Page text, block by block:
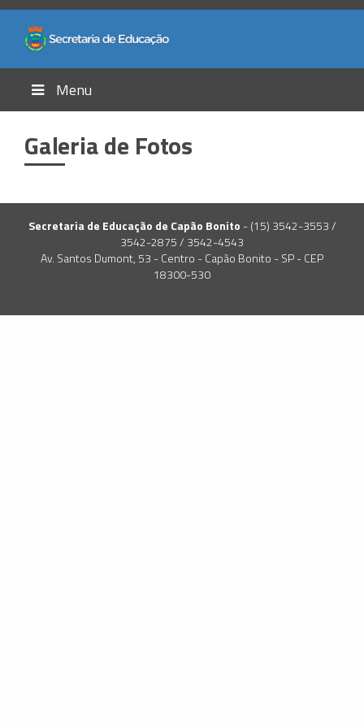
Menu
Galeria de Fotos
Secretaria de Educação de Capão Bonito - (15) 3542-3553 /
3542-2875 / 3542-4543
Av. Santos Dumont, 53 - Centro - Capão Bonito - SP - CEP
18300-530